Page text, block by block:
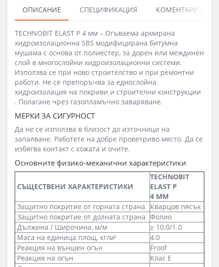
ОПИСАНИЕ СПЕЦИФИКАЦИЯ КОМЕНТАРИ (0)
TECHNOBIT ELAST P 4 мм – Огъваема армирана
хидроизолационна SBS модифицирана битумна
мушама с основа от полиестер, за дорен или междинен
слой в многослойни хидроизолационни системи.
Използва се при ново строителство и при ремонтни
работи. Не се препоръчва за еднослойна
хидроизолация на покриви и строителни конструкции
. Полагане чрез газопламъчно заваряване.
МЕРКИ ЗА СИГУРНОСТ
Да не се използва в близост до източници на
запалване. Работете на добре проветриво място. Да се
избягва контакт с кожата и очите.
Основните физико-механични характеристики
СЪЩЕСТВЕНИ ХАРАКТЕРИСТИКИ
TECHNOBIT
ELAST P
4 ММ
Защитно покритие от горната страна
Кварцов пясък
Защитно покритие от долната страна Фолио
Дължина / Широчина, м/м
≥ 10.0/1.0
Маса на единица площ, кг/м²
4.0
Реакция на външен огън
Froof
Реакция на огън
Клас E